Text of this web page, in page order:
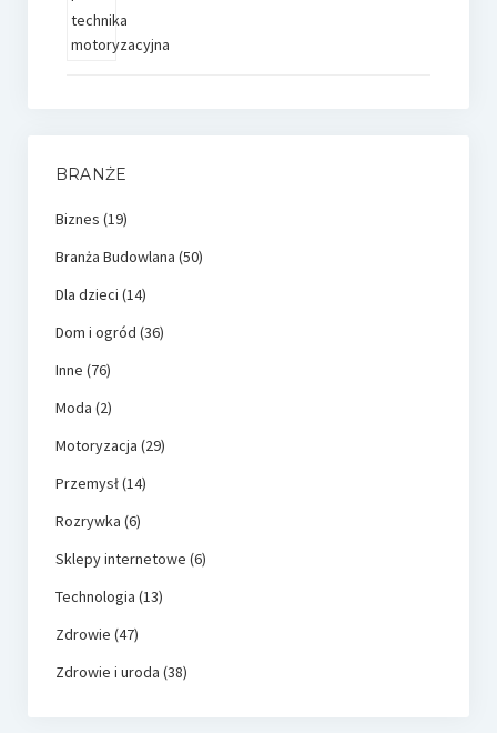
BRANŻE
Biznes (19)
Branża Budowlana (50)
Dla dzieci (14)
Dom i ogród (36)
Inne (76)
Moda (2)
Motoryzacja (29)
Przemysł(14)
Rozrywka (6)
Sklepy internetowe (6)
Technologia (13)
Zdrowie (47)
Zdrowie i uroda (38)